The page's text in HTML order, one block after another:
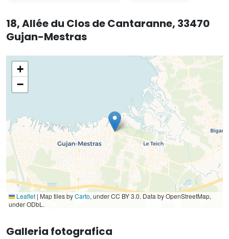
18, Allée du Clos de Cantaranne, 33470
Gujan-Mestras
+
−
Leaflet | Map tiles byCarto, under CC BY 3.0. Data by OpenStreetMap,
under ODbL.
Galleria fotografica